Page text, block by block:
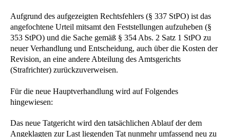
Aufgrund des aufgezeigten Rechtsfehlers (§ 337 StPO) ist das
angefochtene Urteil mitsamt den Feststellungen aufzuheben (§
353 StPO) und die Sache gemäß § 354 Abs. 2 Satz 1 StPO zu
neuer Verhandlung und Entscheidung, auch über die Kosten der
Revision, an eine andere Abteilung des Amtsgerichts
(Strafrichter) zurückzuverweisen.
Für die neue Hauptverhandlung wird auf Folgendes
hingewiesen:
Das neue Tatgericht wird den tatsächlichen Ablauf der dem
Angeklagten zur Last liegenden Tat nunmehr umfassend neu zu